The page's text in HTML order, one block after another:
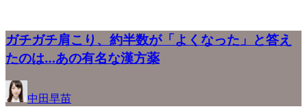
ガチガチ肩こり、約半数が「よくなった」と答え
たのは…あの有名な漢方薬
中田早苗